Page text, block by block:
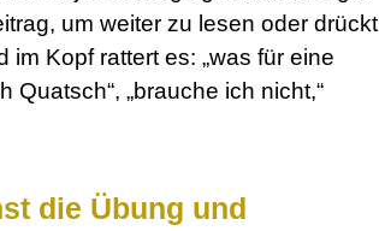
um weiter zu lesen oder drückt
im Kopf rattert es: „was für eine
Quatsch“, „brauche ich nicht,“
die Übung und